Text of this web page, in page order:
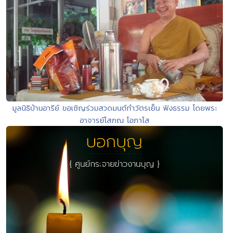
มูลนิธิบ้านอารีย์ ขอเชิญร่วมสวดมนต์ทำวัตรเย็น ฟังธรรม โดยพระ
อาจารย์โสภณ โอภาโส